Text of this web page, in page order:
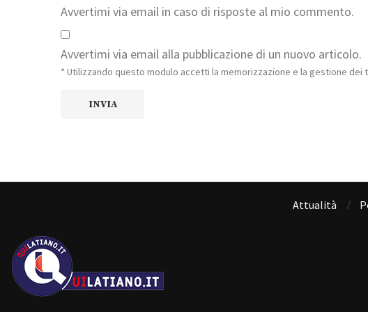
Avvertimi via email in caso di risposte al mio commento.
Avvertimi via email alla pubblicazione di un nuovo articolo.
* Utilizzando questo modulo accetti la memorizzazione e la gestione
Attualità